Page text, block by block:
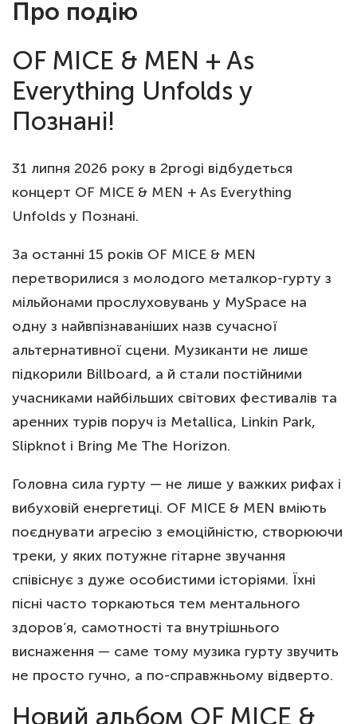
Про подію
OF MICE & MEN + As
Everything Unfolds у
Познані!
31 липня 2026 року в 2progi відбудеться
концерт OF MICE & MEN + As Everything
Unfolds у Познані.
За останні 15 років OF MICE & MEN
перетворилися з молодого металкор-гурту з
мільйонами прослуховувань у MySpace на
одну з найвпізнаваніших назв сучасної
альтернативної сцени. Музиканти не лише
підкорили Billboard, а й стали постійними
учасниками найбільших світових фестивалів та
аренних турів поруч із Metallica, Linkin Park,
Slipknot і Bring Me The Horizon.
Головна сила гурту — не лише у важких рифах і
вибуховій енергетиці. OF MICE & MEN вміють
поєднувати агресію з емоційністю, створюючи
треки, у яких потужне гітарне звучання
співіснує з дуже особистими історіями. Їхні
пісні часто торкаються тем ментального
здоров’я, самотності та внутрішнього
виснаження — саме тому музика гурту звучить
не просто гучно, а по-справжньому відверто.
Новий альбом OF MICE &